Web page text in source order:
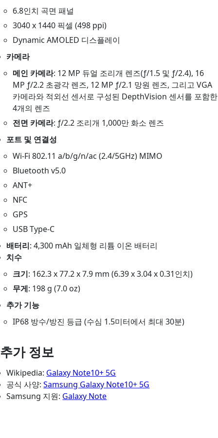
6.8인치 곡면 패널
3040 x 1440 픽셀 (498 ppi)
Dynamic AMOLED 디스플레이
카메라
메인 카메라: 12 MP 듀얼 조리개 렌즈(ƒ/1.5 및 ƒ/2.4), 16
MP ƒ/2.2 초광각 렌즈, 12 MP ƒ/2.1 망원 렌즈, 그리고 VGA
카메라와 적외선 센서로 구성된 DepthVision 센서를 포함한
4개의 렌즈
전면 카메라: ƒ/2.2 조리개 1,000만 화소 렌즈
포트 및 연결성
Wi-Fi 802.11 a/b/g/n/ac (2.4/5GHz) MIMO
Bluetooth v5.0
ANT+
NFC
GPS
USB Type-C
배터리: 4,300 mAh 일체형 리튬 이온 배터리
치수
크기: 162.3 x 77.2 x 7.9 mm (6.39 x 3.04 x 0.31인치)
무게: 198 g (7.0 oz)
추가 기능
IP68 방수/방진 등급 (수심 1.5미터에서 최대 30분)
추가 정보
Wikipedia: Galaxy Note10+ 5G
공식 사양:Samsung Galaxy Note10+ 5G
Samsung 지원: Galaxy Note